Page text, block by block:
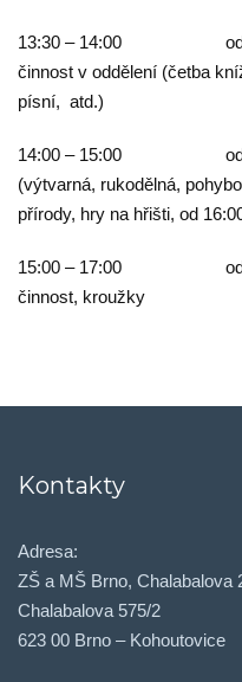
13:30 – 14:00
činnost v oddělení (četba
písní, atd.)
14:00 – 15:00
(výtvarná, rukodělná,
přírody, hry na hřišti, od
15:00 – 17:00
činnost, kroužky
Kontakty
Adresa:
ZŠ a MŠ Brno, Chalabalova
Chalabalova 575/2
623 00 Brno – Kohoutovice